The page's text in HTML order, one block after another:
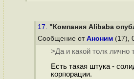
17. "Компания Alibaba
Сообщение от Аноним (17),
>Да и какой толк лично
Есть такая штука -
корпорации.